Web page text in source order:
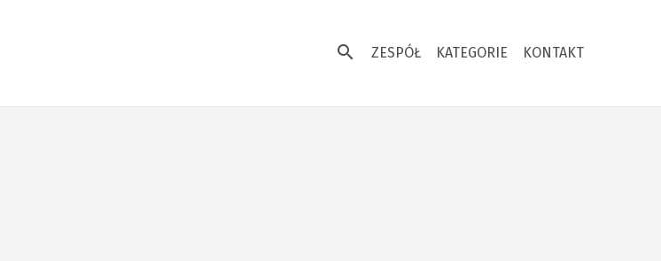
search ZESPÓŁ KATEGORIE KONTAKT